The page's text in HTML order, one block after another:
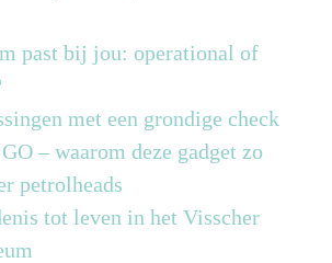
past bij jou: operational of
met een grondige check
– waarom deze gadget zo
petrolheads
tot leven in het Visscher